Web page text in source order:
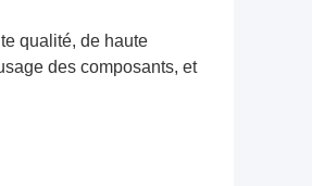
qualité, de haute
des composants, et